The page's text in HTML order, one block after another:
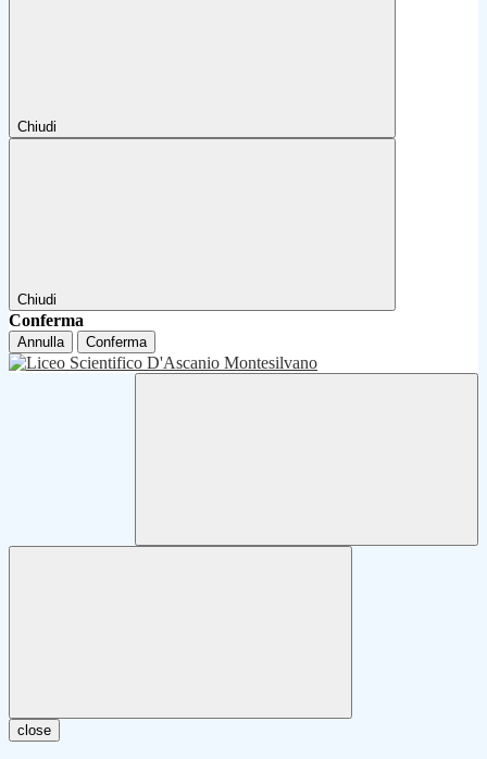
Chiudi
Chiudi
Conferma
Annulla Conferma
close